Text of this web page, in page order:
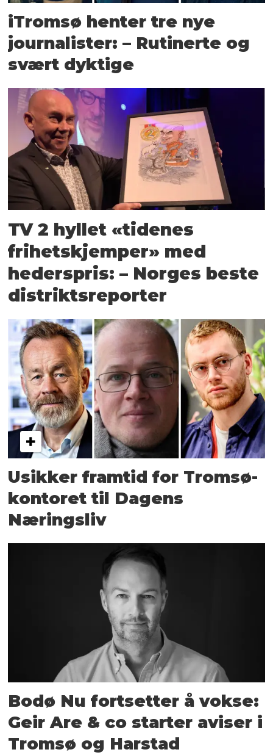
iTromsø henter tre nye
journalister: – Rutinerte og
svært dyktige
TV 2 hyllet «tidenes
frihetskjemper» med
hederspris: – Norges beste
distriktsreporter
Usikker framtid for Tromsø-
kontoret til Dagens
Næringsliv
Bodø Nu fortsetter å vokse:
Geir Are & co starter aviser i
Tromsø og Harstad